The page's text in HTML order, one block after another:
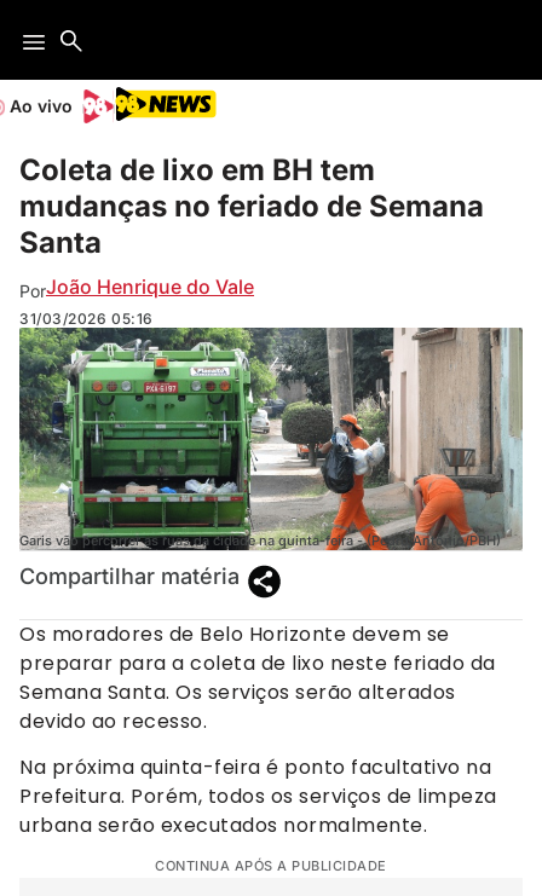
Ao vivo
Coleta de lixo em BH tem
mudanças no feriado de Semana
Santa
PorJoão Henrique do Vale
31/03/2026 05:16
Garis vão percorrer as ruas da cidade na quinta-feira - (Pedro Antônio/PBH)
Compartilhar matéria
Os moradores de Belo Horizonte devem se
preparar para a coleta de lixo neste feriado da
Semana Santa. Os serviços serão alterados
devido ao recesso.
Na próxima quinta-feira é ponto facultativo na
Prefeitura. Porém, todos os serviços de limpeza
urbana serão executados normalmente.
CONTINUA APÓS A PUBLICIDADE